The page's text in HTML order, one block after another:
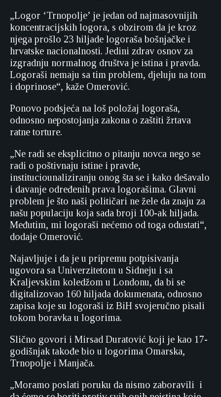
„Logor ‘Trnopolje’ je jedan od najmasovnijih
koncentracijskih logora, s obzirom da je kroz
njega prošlo 23 hiljade logoraša bošnjačke i
hrvatske nacionalnosti. Jedini zdrav osnov za
izgradnju normalnog društva je istina i pravda.
Logoraši nemaju sa tim problem, djeluju na tom
i doprinose“, kaže Omerović.
Ponovo podsjeća na loš položaj logoraša,
odnosno nepostojanja zakona o zaštiti žrtava
ratne torture.
„Ne radi se eksplicitno o pitanju novca nego se
radi o poštivnaju istine i pravde,
instituciounaliziranju onog šta se i kako dešavalo
i davanje određenih prava logorašima. Glavni
problem je što naši političari ne žele da znaju za
našu populaciju koja sada broji 100-ak hiljada.
Međutim, mi logoraši nećemo od toga odustati“,
dodaje Omerović.
Najavljuje i da je u pripremu potpisivanja
ugovora sa Univerzitetom u Sidneju i sa
Kraljevskim koledžom u Londonu, da bi se
digitalizovao 160 hiljada dokumenata, odnosno
zapisa koje su logoraši iz BiH svojeručno pisali
tokom boravka u logorima.
Slično govori i Mirsad Duratović koji je kao 17-
godišnjak takođe bio u logorima Omarska,
Trnopolje i Manjača.
„Moramo poslati poruku da nismo zaboravili i